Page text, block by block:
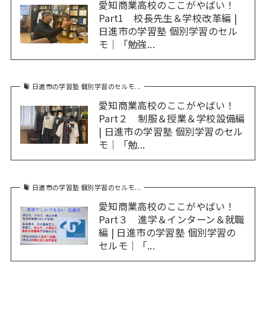
愛知商業高校のここがやばい！
Part1 校長先生＆学校改革編 |
日進市の学習塾 個別学習のセル
モ｜「勉強...
日進市の学習塾 個別学習のセルモ...
愛知商業高校のここがやばい！
Part２ 制服＆授業＆学校設備編
| 日進市の学習塾 個別学習のセル
モ｜「勉...
日進市の学習塾 個別学習のセルモ...
愛知商業高校のここがやばい！
Part３ 進学＆インターン＆就職
編 | 日進市の学習塾 個別学習の
セルモ｜「...